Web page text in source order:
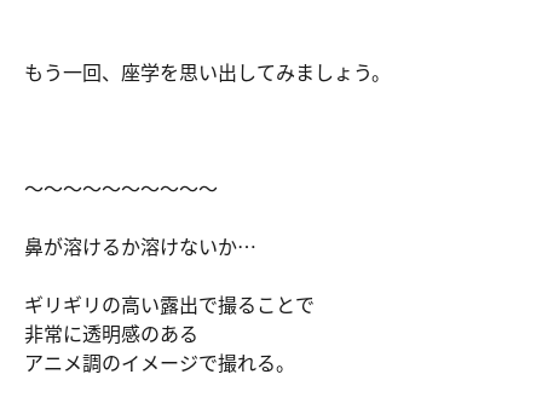
もう一回、座学を思い出してみましょう。
～～～～～～～～～～
鼻が溶けるか溶けないか…
ギリギリの高い露出で撮ることで
非常に透明感のある
アニメ調のイメージで撮れる。